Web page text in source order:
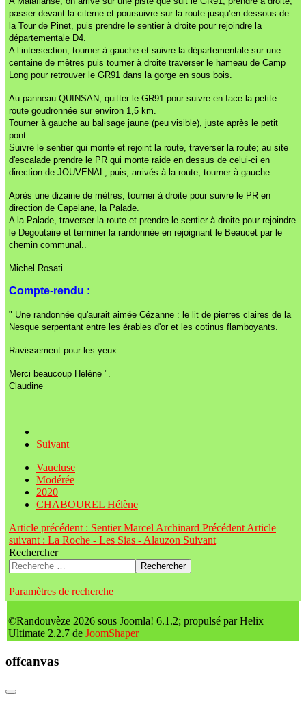
passer devant la citerne et poursuivre sur la route jusqu’en dessous de
la Tour de Pinet, puis prendre le sentier à droite pour rejoindre la
départementale D4.
A l’intersection, tourner à gauche et suivre la départementale sur une
centaine de mètres puis tourner à droite traverser le hameau de Camp
Long pour retrouver le GR91 dans la gorge en sous bois.
Au panneau QUINSAN, quitter le GR91 pour suivre en face la petite
route goudronnée sur environ 1,5 km.
Tourner à gauche au balisage jaune (peu visible), juste après le petit
pont.
Suivre le sentier qui monte et rejoint la route, traverser la route; au site
d'escalade prendre le PR qui monte raide en dessus de celui-ci en
direction de JOUVENAL; puis, arrivés à la route, tourner à gauche.
Après une dizaine de mètres, tourner à droite pour suivre le PR en
direction de Capelane, la Palade.
A la Palade, traverser la route et prendre le sentier à droite pour rejoindre
le Degoutaire et terminer la randonnée en rejoignant le Beaucet par le
chemin communal..
Michel Rosati.
Compte-rendu :
" Une randonnée qu'aurait aimée Cézanne : le lit de pierres claires de la
Nesque serpentant entre les érables d'or et les cotinus flamboyants.
Ravissement pour les yeux..
Merci beaucoup Hélène ".
Claudine
Suivant
Vaucluse
Modérée
2020
CHABOUREL Hélène
Article précédent : Sentier Marcel Archinard Précédent Article
suivant : La Roche - Les Sias - Alauzon Suivant
Rechercher
Rechercher
Paramètres de recherche
©Randouvèze 2026 sous Joomla! 6.1.2; propulsé par Helix
Ultimate 2.2.7 de JoomShaper
offcanvas